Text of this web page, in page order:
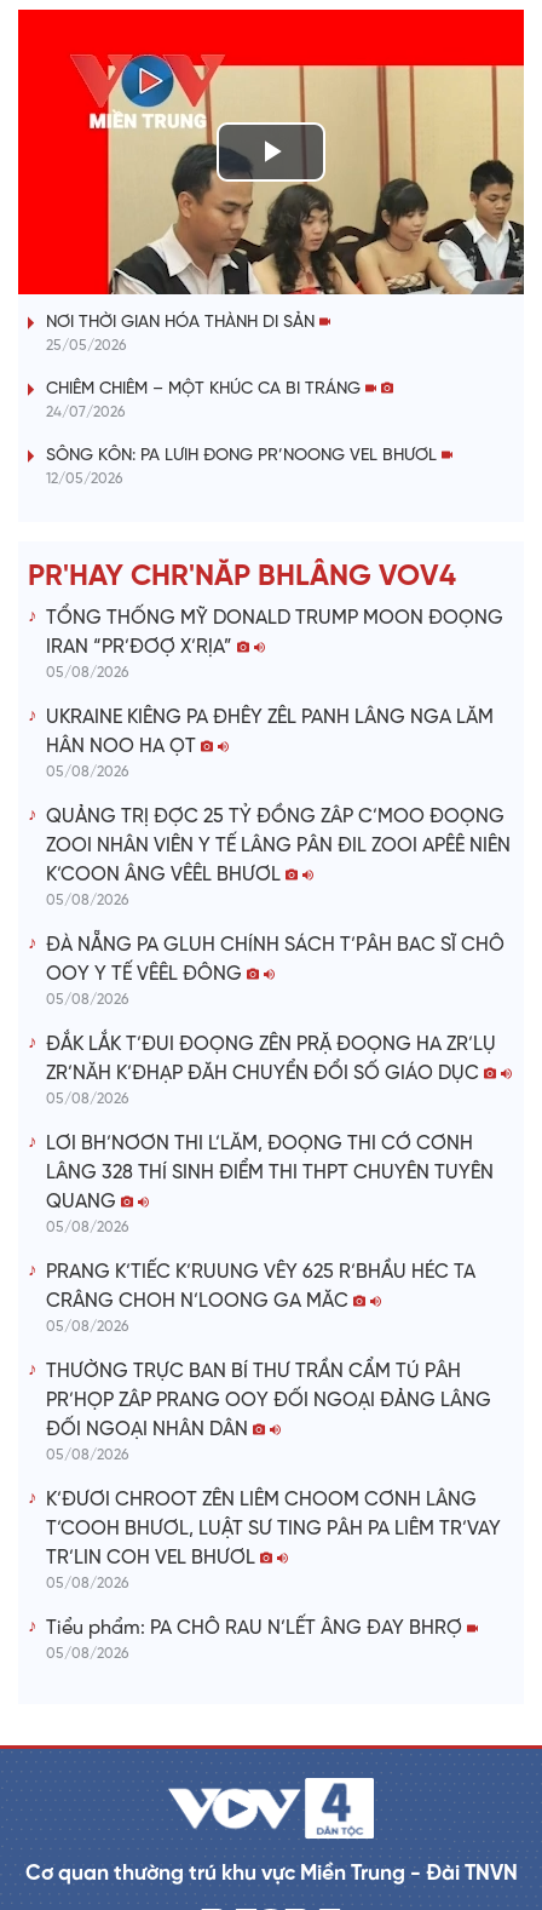
P
l
a
V
i
e
o
VÀI PHÚT DÀNH CHO QUẢNG BÁ
NƠI THỜI GIAN HÓA THÀNH DI SẢN
25/05/2026
CHIÊM CHIÊM – MỘT KHÚC CA BI TRÁNG
24/07/2026
SÔNG KÔN: PA LƯIH ĐONG PR’NOONG VEL BHƯƠL
12/05/2026
PR'HAY CHR'NĂP BHLÂNG VOV4
TỔNG THỐNG MỸ DONALD TRUMP MOON ĐOỌNG
IRAN “PR’ĐƠỢ X’RỊA”
05/08/2026
UKRAINE KIÊNG PA ĐHÊY ZÊL PANH LÂNG NGA LĂM
HÂN NOO HA ỌT
05/08/2026
QUẢNG TRỊ ĐỢC 25 TỶ ĐỒNG ZÂP C’MOO ĐOỌNG
ZOOI NHÂN VIÊN Y TẾ LÂNG PÂN ĐIL ZOOI APÊÊ NIÊN
K’COON ÂNG VÊÊL BHƯƠL
05/08/2026
ĐÀ NẴNG PA GLUH CHÍNH SÁCH T’PÂH BAC SĨ CHÔ
OOY Y TẾ VÊÊL ĐÔNG
05/08/2026
ĐẮK LẮK T’ĐUI ĐOỌNG ZÊN PRẶ ĐOỌNG HA ZR’LỤ
ZR’NĂH K’ĐHẠP ĐĂH CHUYỂN ĐỔI SỐ GIÁO DỤC
05/08/2026
LƠI BH’NƠƠN THI L’LĂM, ĐOỌNG THI CỚ CƠNH
LÂNG 328 THÍ SINH ĐIỂM THI THPT CHUYÊN TUYÊN
QUANG
05/08/2026
PRANG K’TIẾC K’RUUNG VÊY 625 R’BHẦU HÉC TA
CRÂNG CHOH N’LOONG GA MĂC
05/08/2026
THƯỜNG TRỰC BAN BÍ THƯ TRẦN CẨM TÚ PÂH
PR’HỌP ZÂP PRANG OOY ĐỐI NGOẠI ĐẢNG LÂNG
ĐỐI NGOẠI NHÂN DÂN
05/08/2026
K’ĐƯƠI CHROOT ZÊN LIÊM CHOOM CƠNH LÂNG
T’COOH BHƯƠL, LUẬT SƯ TING PÂH PA LIÊM TR’VAY
TR’LIN COH VEL BHƯƠL
05/08/2026
Tiểu phẩm: PA CHÔ RAU N’LẾT ÂNG ĐAY BHRỢ
05/08/2026
Cơ quan thường trú khu vực Miền Trung - Đài TNVN